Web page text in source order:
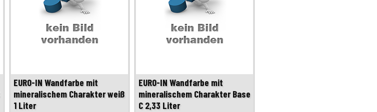
EURO-IN Wandfarbe mit
mineralischem Charakter weiß
1 Liter
EURO-IN Wandfarbe mit
mineralischem Charakter Base
C 2,33 Liter